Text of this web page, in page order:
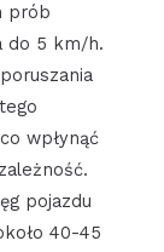
prób
do 5 km/h.
wpłynąć
pojazdu
40-45